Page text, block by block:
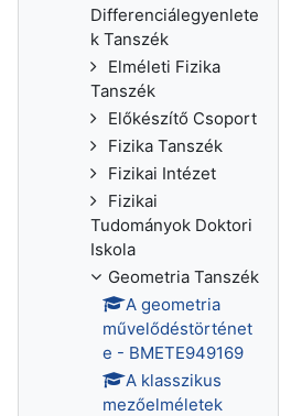
Differenciálegyenlete
k Tanszék
Elméleti Fizika
Tanszék
Előkészítő Csoport
Fizika Tanszék
Fizikai Intézet
Fizikai
Tudományok Doktori
Iskola
Geometria Tanszék
A geometria
művelődéstörténet
e - BMETE949169
A klasszikus
mezőelméletek